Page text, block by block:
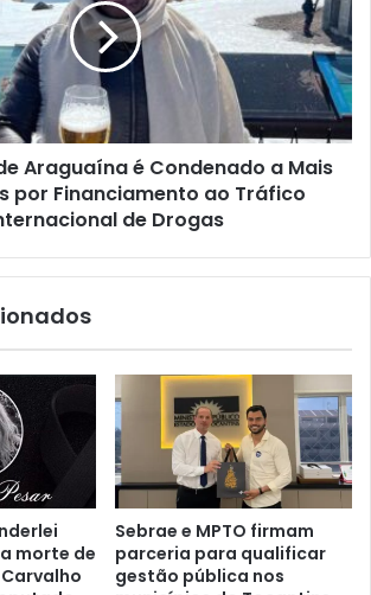
Araguaína é Condenado a Mais
por Financiamento ao Tráfico
de Drogas
morte de
Sebrae e MPTO firmam
parceria para qualificar
gestão pública nos